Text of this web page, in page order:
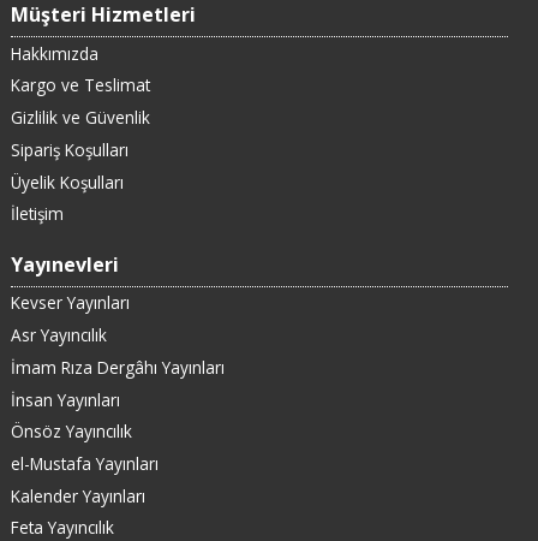
Müşteri Hizmetleri
Hakkımızda
Kargo ve Teslimat
Gizlilik ve Güvenlik
Sipariş Koşulları
Üyelik Koşulları
İletişim
Yayınevleri
Kevser Yayınları
Asr Yayıncılık
İmam Rıza Dergâhı Yayınları
İnsan Yayınları
Önsöz Yayıncılık
el-Mustafa Yayınları
Kalender Yayınları
Feta Yayıncılık